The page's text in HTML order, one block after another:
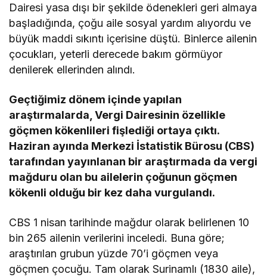
Dairesi yasa dışı bir şekilde ödenekleri geri almaya
başladığında, çoğu aile sosyal yardım alıyordu ve
büyük maddi sıkıntı içerisine düştü. Binlerce ailenin
çocukları, yeterli derecede bakım görmüyor
denilerek ellerinden alındı.
Geçtiğimiz dönem içinde yapılan
araştırmalarda, Vergi Dairesinin özellikle
göçmen kökenlileri fişlediği ortaya çıktı.
Haziran ayında Merkezi İstatistik Bürosu (CBS)
tarafından yayınlanan bir araştırmada da vergi
mağduru olan bu ailelerin çoğunun göçmen
kökenli olduğu bir kez daha vurgulandı.
CBS 1 nisan tarihinde mağdur olarak belirlenen 10
bin 265 ailenin verilerini inceledi. Buna göre;
araştırılan grubun yüzde 70’i göçmen veya
göçmen çocuğu. Tam olarak Surinamlı (1830 aile),